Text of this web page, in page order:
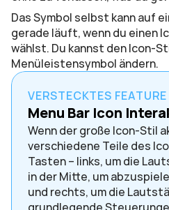
Das Symbol selbst kann auf
gerade läuft, wenn du einen
wählst. Du kannst den Icon-
Menüleistensymbol ändern.
VERSTECKTES FEATURE
Menu Bar Icon
Wenn der große Icon-Stil
verschiedene Teile des
Tasten – links, um die
in der Mitte, um
und rechts, um die